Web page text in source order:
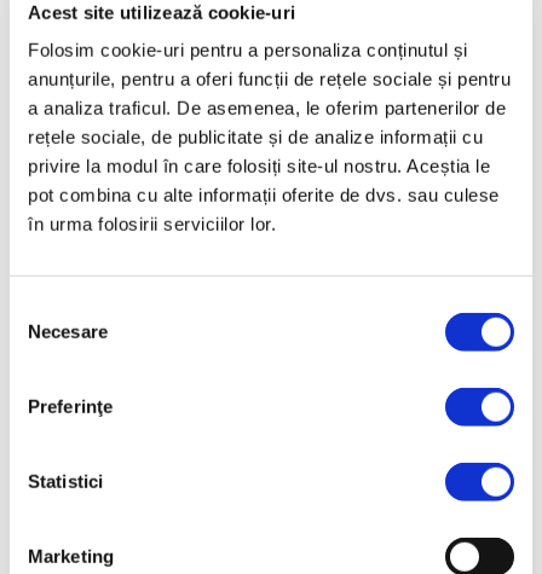
Acest site utilizează cookie-uri
Folosim cookie-uri pentru a personaliza conținutul și
anunțurile, pentru a oferi funcții de rețele sociale și pentru
a analiza traficul. De asemenea, le oferim partenerilor de
rețele sociale, de publicitate și de analize informații cu
privire la modul în care folosiți site-ul nostru. Aceștia le
pot combina cu alte informații oferite de dvs. sau culese
în urma folosirii serviciilor lor.
consimțământului
Necesare
Preferinţe
Statistici
Marketing
florin.andreica@proinvest1.ro
Adrian DANILA
Area Sales Manager
Ilfov, Giurgiu, Prahova, Dâmbovița
0745 073 799
adrian.danila@proinvest1.ro
Vlad ATANASESCU
Area Sales Manager
Dolj, Gorj, Olt, Mehedinți, Vâlcea
vlad.atanasescu@proinvest1.ro
VELOCE este o grapa cu discuri usoare utilizata pentru pregatirea
sunt dispuse pe 2 randuri, avand directii opuse; distantele mari
(620 mm) intre randuri previne orice colmatare a reziduurilor